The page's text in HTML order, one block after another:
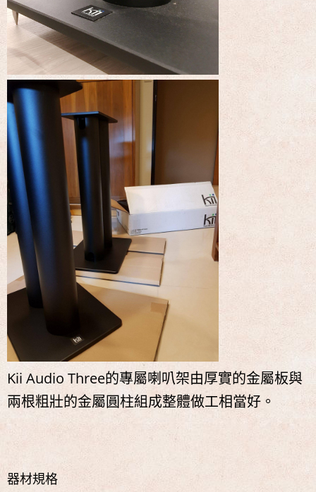
Kii Audio Three的專屬喇叭架由厚實的金屬板與
兩根粗壯的金屬圓柱組成整體做工相當好。
器材規格